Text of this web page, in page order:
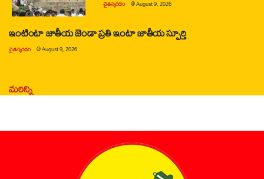
చైతన్యరధం @August 9, 2026
ఇంటింటా జాతీయ జెండా ప్రతి ఇంటా జాతీయ స్ఫూర్తి
చైతన్యరధం @August 9, 2026
మరిన్ని